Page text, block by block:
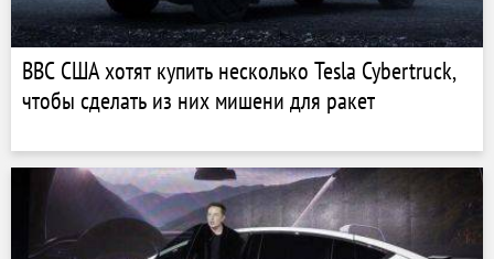
ВВС США хотят купить несколько Tesla Cybertruck,
чтобы сделать из них мишени для ракет